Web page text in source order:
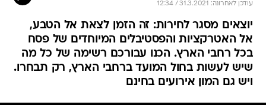
עודכן לאחרונה: 31.3.2021 / 12:34
יוצאים מסגר לחירות: זה הזמן לצאת אל הטבע,
אל האטרקציות והפסטיבלים המיוחדים של פסח
בכל רחבי הארץ. הכנו עבורכם רשימה של כל מה
שיש לעשות בחול המועד ברחבי הארץ, רק תבחרו.
ויש גם המון אירועים בחינם